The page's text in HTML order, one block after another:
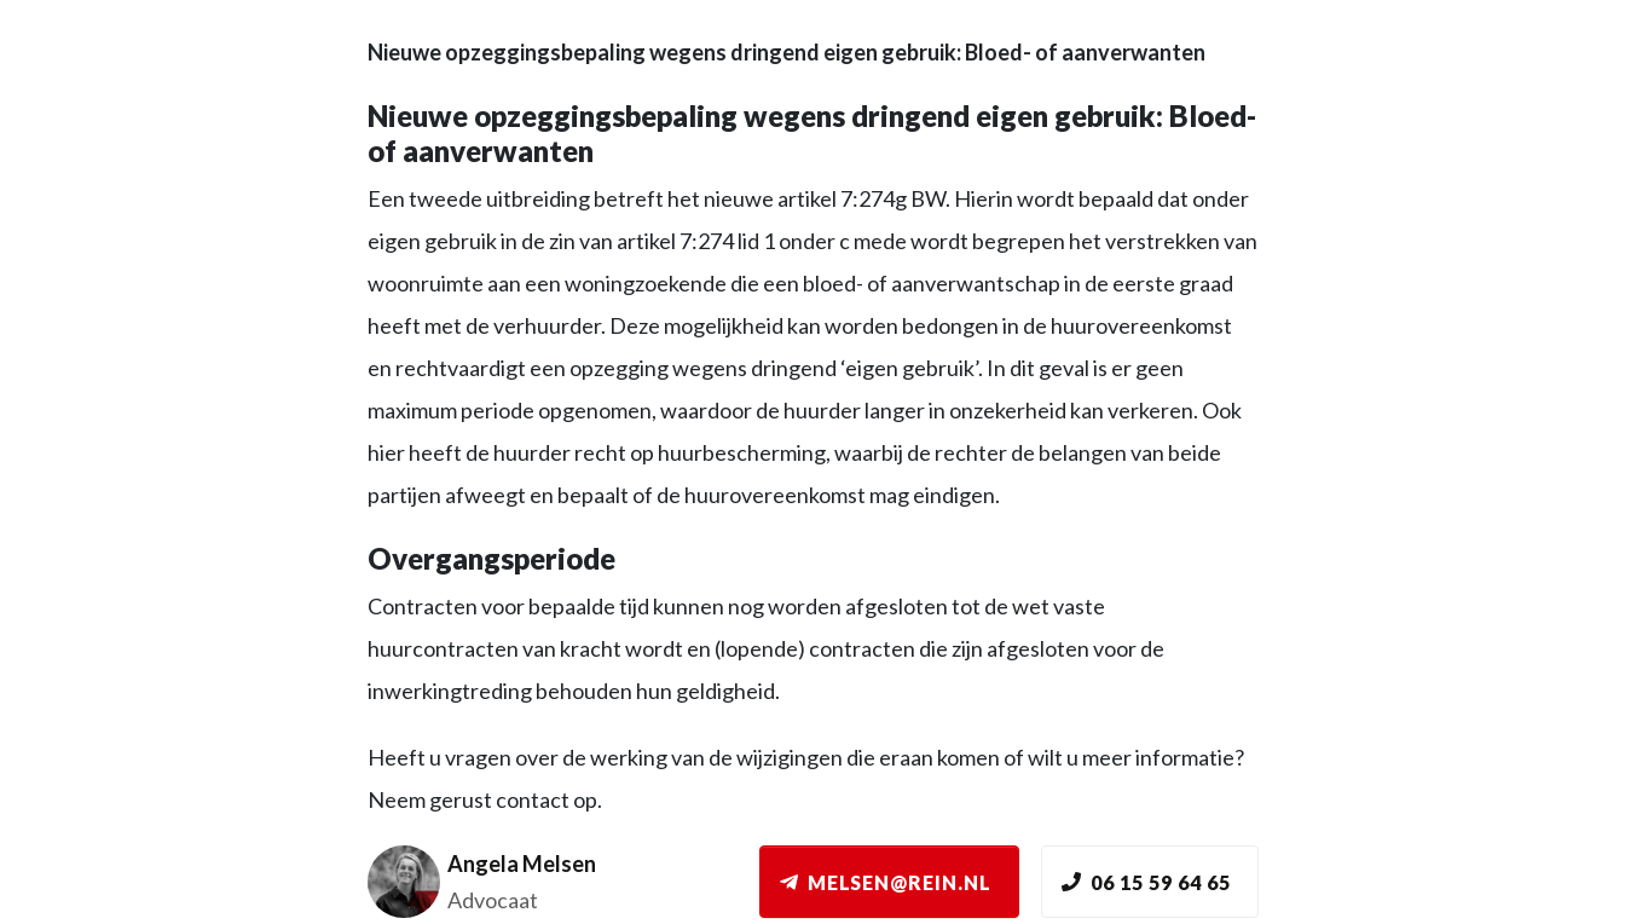
Nieuwe opzeggingsbepaling wegens dringend eigen gebruik: Bloed- of aanverwanten
Nieuwe opzeggingsbepaling wegens dringend eigen gebruik: Bloed-
of aanverwanten
Een tweede uitbreiding betreft het nieuwe artikel 7:274g BW. Hierin wordt bepaald dat onder
eigen gebruik in de zin van artikel 7:274 lid 1 onder c mede wordt begrepen het verstrekken van
woonruimte aan een woningzoekende die een bloed- of aanverwantschap in de eerste graad
heeft met de verhuurder. Deze mogelijkheid kan worden bedongen in de huurovereenkomst
en rechtvaardigt een opzegging wegens dringend ‘eigen gebruik’. In dit geval is er geen
maximum periode opgenomen, waardoor de huurder langer in onzekerheid kan verkeren. Ook
hier heeft de huurder recht op huurbescherming, waarbij de rechter de belangen van beide
partijen afweegt en bepaalt of de huurovereenkomst mag eindigen.
Overgangsperiode
Contracten voor bepaalde tijd kunnen nog worden afgesloten tot de wet vaste
huurcontracten van kracht wordt en (lopende) contracten die zijn afgesloten voor de
inwerkingtreding behouden hun geldigheid.
Heeft u vragen over de werking van de wijzigingen die eraan komen of wilt u meer informatie?
Neem gerust contact op.
Angela Melsen
Advocaat
MELSEN@REIN.NL 06 15 59 64 65